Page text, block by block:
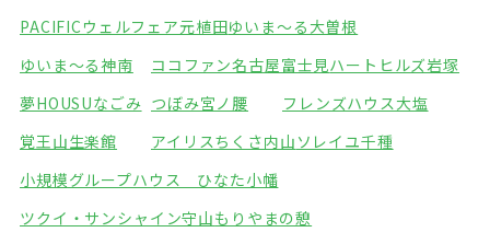
PACIFICウェルフェア元植田ゆいま～る大曽根
ゆいま～る神南
ココファン名古屋富士見ハートヒルズ岩塚
夢HOUSUなごみ つぼみ宮ノ腰
フレンズハウス大塩
覚王山生楽館
アイリスちくさ内山 ソレイユ千種
小規模グループハウス ひなた小幡
ツクイ・サンシャイン守山もりやまの憩